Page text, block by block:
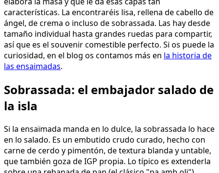
características. La encontraréis lisa, rellena de cabello de
ángel, de crema o incluso de sobrassada. Las hay desde
tamaño individual hasta grandes ruedas para compartir,
así que es el souvenir comestible perfecto. Si os puede la
curiosidad, en el blog os contamos más en la historia de
las ensaimadas.
Sobrassada: el embajador salado de
la isla
Si la ensaïmada manda en lo dulce, la sobrassada lo hace
en lo salado. Es un embutido crudo curado, hecho con
carne de cerdo y pimentón, de textura blanda y untable,
que también goza de IGP propia. Lo típico es extenderla